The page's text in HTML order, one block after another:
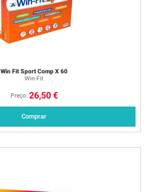
Win Fit Sport Comp X 60
Win-Fit
Preço: 26,50 €
Comprar